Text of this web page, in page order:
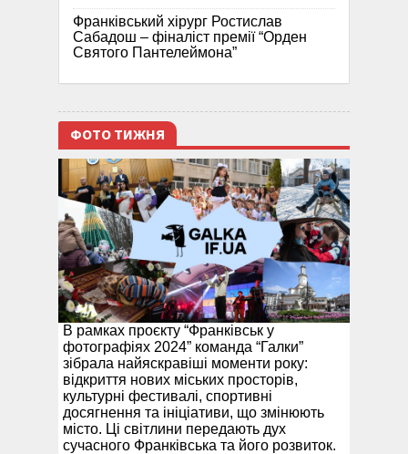
Франківський хірург Ростислав
Сабадош – фіналіст премії “Орден
Святого Пантелеймона”
ФОТО ТИЖНЯ
В рамках проєкту “Франківськ у
фотографіях 2024” команда “Галки”
зібрала найяскравіші моменти року:
відкриття нових міських просторів,
культурні фестивалі, спортивні
досягнення та ініціативи, що змінюють
місто. Ці світлини передають дух
сучасного Франківська та його розвиток.